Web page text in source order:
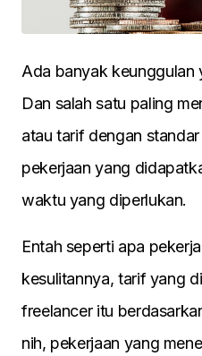
Ada banyak keunggulan
Dan salah satu paling
atau tarif dengan
pekerjaan yang
waktu yang diperlukan.
Entah seperti apa
kesulitannya, tarif yang
freelancer itu
nih, pekerjaan yang